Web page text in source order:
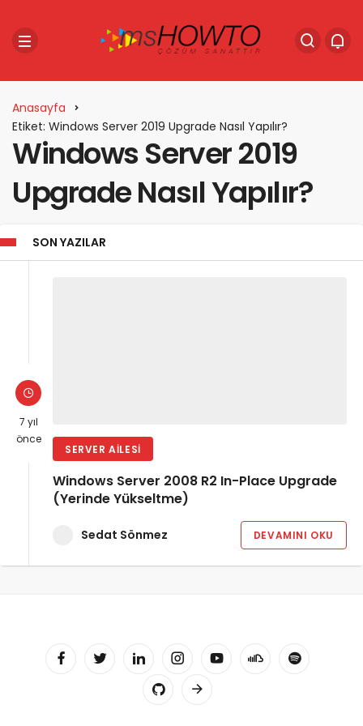
Anasayfa
Etiket: Windows Server 2019 Upgrade Nasıl Yapılır?
Windows Server 2019
Upgrade Nasıl Yapılır?
SON YAZILAR
7 yıl
önce
SERVER AILESI
Windows Server 2008 R2 In-Place Upgrade
(Yerinde Yükseltme)
Sedat Sönmez DEVAMINI OKU